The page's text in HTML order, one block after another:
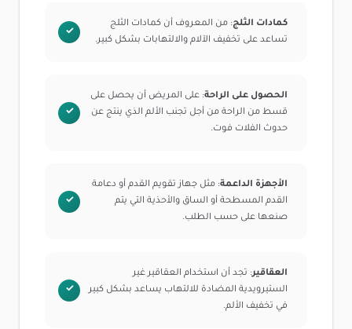
كمادات الثلج: من المعروف أن كمادات الثلج
تساعد على تخفيف الآلام والالتهابات بشكل كبير.
الحصول على الراحة: على المريض أن يحصل على
قسط من الراحة من أجل تجنب الألم الذي ينتج عن
حدوث الفلات فوت.
الأجهزة الداعمة: مثل جهاز تقويم القدم أو دعامة
القدم المسطحة أو الساق والأحذية التي يتم
صنعها على حسب الطلب.
العقاقير: تجد أن استخدام العقاقير غير
الستيرويدية المضادة للالتهاب يساعد بشكل كبير
في تخفيف الألم.